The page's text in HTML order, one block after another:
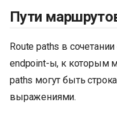
Пути
Route paths в
endpoint-ы, к которым
paths могут быть
выражениями.